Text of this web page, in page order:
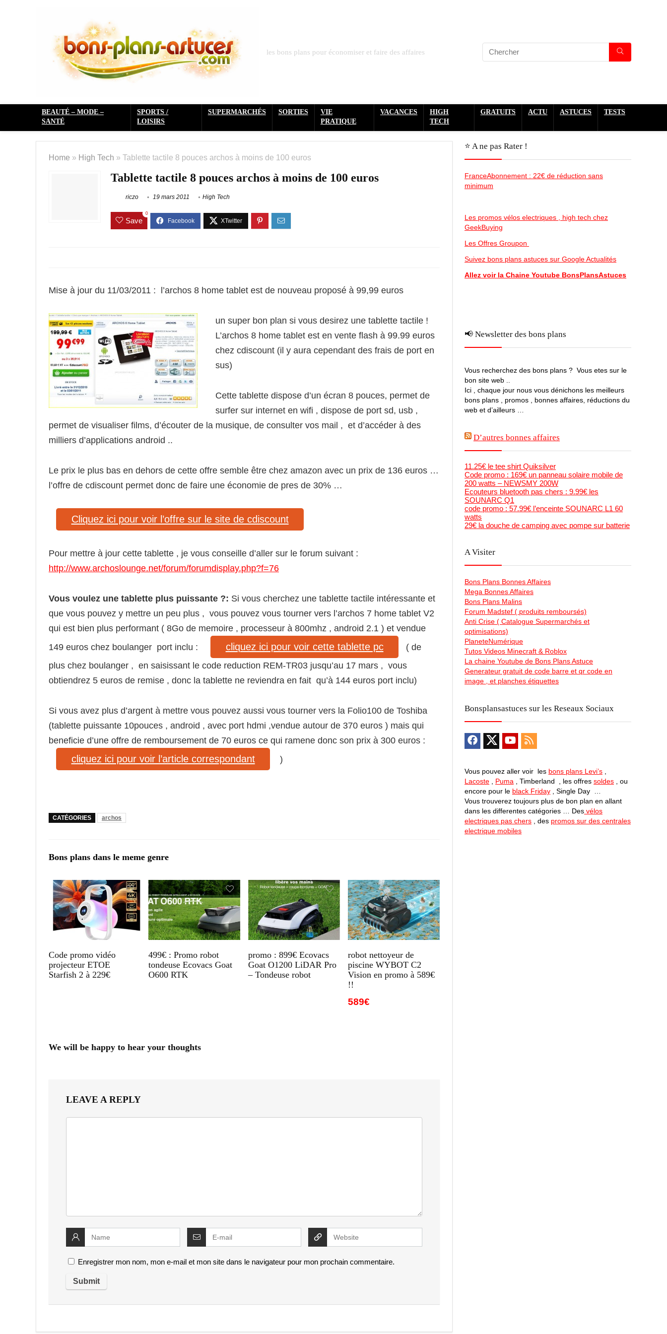
les bons plans pour économiser et faire des affaires
BEAUTÉ – MODE –
SANTÉ
SPORTS /
LOISIRS
SUPERMARCHÉS SORTIES
VIE
PRATIQUE
VACANCES
HIGH
TECH
GRATUITS ACTU ASTUCES TESTS
Home » High Tech » Tablette tactile 8 pouces archos à moins de 100 euros
Tablette tactile 8 pouces archos à moins de 100 euros
riczo 19 mars 2011 High Tech
Save
0
Mise à jour du 11/03/2011 : l’archos 8 home tablet est de nouveau proposé à 99,99 euros
un super bon plan si vous desirez une tablette tactile !
L’archos 8 home tablet est en vente flash à 99.99 euros
chez cdiscount (il y aura cependant des frais de port en
sus)
Cette tablette dispose d’un écran 8 pouces, permet de
surfer sur internet en wifi , dispose de port sd, usb ,
permet de visualiser films, d’écouter de la musique, de consulter vos mail , et d’accéder à des
milliers d’applications android ..
Le prix le plus bas en dehors de cette offre semble être chez amazon avec un prix de 136 euros …
l’offre de cdiscount permet donc de faire une économie de pres de 30% …
Cliquez ici pour voir l’offre sur le site de cdiscount
Pour mettre à jour cette tablette , je vous conseille d’aller sur le forum suivant :
http://www.archoslounge.net/forum/forumdisplay.php?f=76
Vous voulez une tablette plus puissante ?: Si vous cherchez une tablette tactile intéressante et
que vous pouvez y mettre un peu plus , vous pouvez vous tourner vers l’archos 7 home tablet V2
qui est bien plus performant ( 8Go de memoire , processeur à 800mhz , android 2.1 ) et vendue
149 euros chez boulanger port inclu :
cliquez ici pour voir cette tablette pc
( de
plus chez boulanger , en saisissant le code reduction REM-TR03 jusqu’au 17 mars , vous
obtiendrez 5 euros de remise , donc la tablette ne reviendra en fait qu’à 144 euros port inclu)
Si vous avez plus d’argent à mettre vous pouvez aussi vous tourner vers la Folio100 de Toshiba
(tablette puissante 10pouces , android , avec port hdmi ,vendue autour de 370 euros ) mais qui
beneficie d’une offre de remboursement de 70 euros ce qui ramene donc son prix à 300 euros :
cliquez ici pour voir l’article correspondant )
CATÉGORIES archos
Bons plans dans le meme genre
Code promo vidéo
projecteur ETOE
Starfish 2 à 229€
499€ : Promo robot
tondeuse Ecovacs Goat
O600 RTK
promo : 899€ Ecovacs
Goat O1200 LiDAR Pro
– Tondeuse robot
robot nettoyeur de
piscine WYBOT C2
Vision en promo à 589€
!!
589€
We will be happy to hear your thoughts
LEAVE A REPLY
Enregistrer mon nom, mon e-mail et mon site dans le navigateur pour mon prochain commentaire.
⭐️ A ne pas Rater !
FranceAbonnement : 22€ de réduction sans
minimum
Les promos vélos electriques , high tech chez
GeekBuying
Les Offres Groupon
Suivez bons plans astuces sur Google Actualités
Allez voir la Chaine Youtube BonsPlansAstuces
📢 Newsletter des bons plans
Vous recherchez des bons plans ? Vous etes sur le
bon site web ..
Ici , chaque jour nous vous dénichons les meilleurs
bons plans , promos , bonnes affaires, réductions du
web et d’ailleurs …
D’autres bonnes affaires
11.25€ le tee shirt Quiksilver
Code promo : 169€ un panneau solaire mobile de
200 watts – NEWSMY 200W
Ecouteurs bluetooth pas chers : 9.99€ les
SOUNARC Q1
code promo : 57.99€ l’enceinte SOUNARC L1 60
watts
29€ la douche de camping avec pompe sur batterie
A Visiter
Bons Plans Bonnes Affaires
Mega Bonnes Affaires
Bons Plans Malins
Forum Madstef ( produits remboursés)
Anti Crise ( Catalogue Supermarchés et
optimisations)
PlaneteNumérique
Tutos Videos Minecraft & Roblox
La chaine Youtube de Bons Plans Astuce
Generateur gratuit de code barre et qr code en
image , et planches étiquettes
Bonsplansastuces sur les Reseaux Sociaux
Vous pouvez aller voir les bons plans Levi’s
Lacoste
Puma , Timberland , les offres soldes , ou
encore pour le black Friday , Single Day …
Vous trouverez toujours plus de bon plan en allant
dans les differentes catégories … Des vélos
electriques pas chers , des promos sur des centrales
electrique mobiles